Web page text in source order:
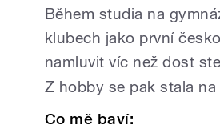
Během studia na
klubech jako první
namluvit víc než dost
Z hobby se pak stala
Co mě baví: